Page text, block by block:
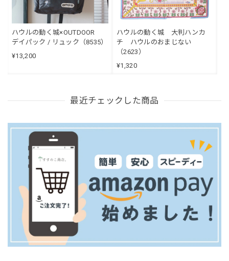
ハウルの動く城×OUTDOOR
デイパック / リュック（8535）
¥13,200
ハウルの動く城 大判ハンカ
チ ハウルのおまじない
（2623）
¥1,320
最近チェックした商品